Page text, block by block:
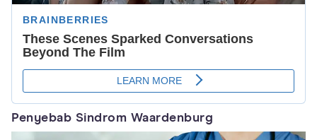
Penyebab Sindrom Waardenburg